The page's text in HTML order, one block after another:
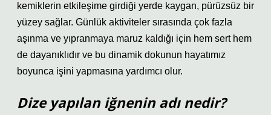
kemiklerin etkileşime girdiği yerde kaygan, pürüzsüz bir
yüzey sağlar. Günlük aktiviteler sırasında çok fazla
aşınma ve yıpranmaya maruz kaldığı için hem sert hem
de dayanıklıdır ve bu dinamik dokunun hayatımız
boyunca işini yapmasına yardımcı olur.
Dize yapılan iğnenin adı nedir?